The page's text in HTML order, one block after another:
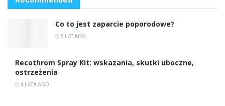
Co to jest zaparcie poporodowe?
5 LAT AGO
Recothrom Spray Kit: wskazania, skutki uboczne,
ostrzeżenia
4 LATA AGO